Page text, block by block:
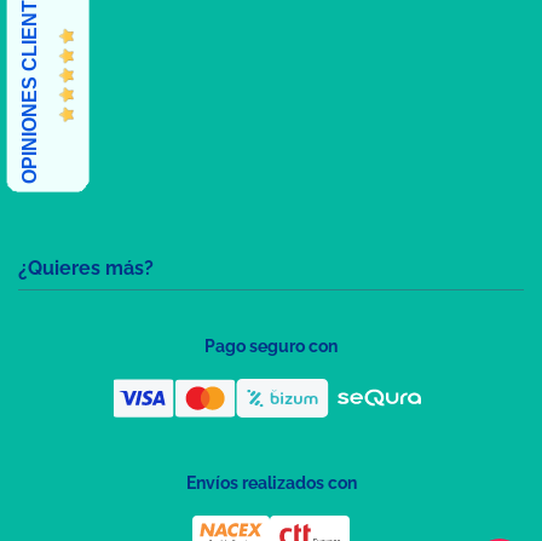
¿Quieres más?
OPINIONES CLIENTES
Pago seguro con
Envíos realizados con